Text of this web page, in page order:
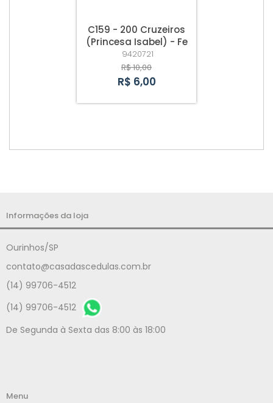
C159 - 200 Cruzeiros
(Princesa Isabel) - Fe
9420721
R$ 10,00
R$ 6,00
Informações da loja
Ourinhos/SP
contato@casadascedulas.com.br
(14) 99706-4512
(14) 99706-4512
De Segunda à Sexta das 8:00 às 18:00
Menu